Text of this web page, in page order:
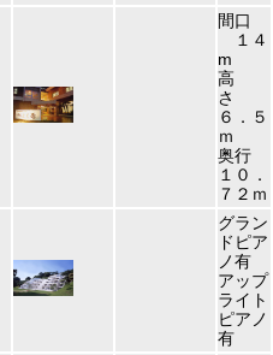
間口
１４
m
高
さ
６．５
ｍ
奥行
１０．
７２ｍ
グラン
ドピア
ノ有
アップ
ライト
ピアノ
有